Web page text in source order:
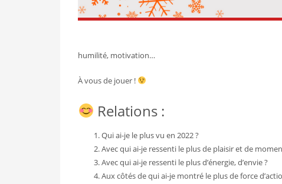
humilité, motivation…
À vous de jouer !
Relations :
Qui ai-je le plus vu en 2022 ?
Avec qui ai-je ressenti le plus de plaisir et de
Avec qui ai-je ressenti le plus d’énergie, d’envie ?
Aux côtés de qui ai-je montré le plus de force